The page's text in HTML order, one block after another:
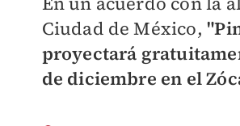
Ciudad de México,
proyectará
de diciembre en el